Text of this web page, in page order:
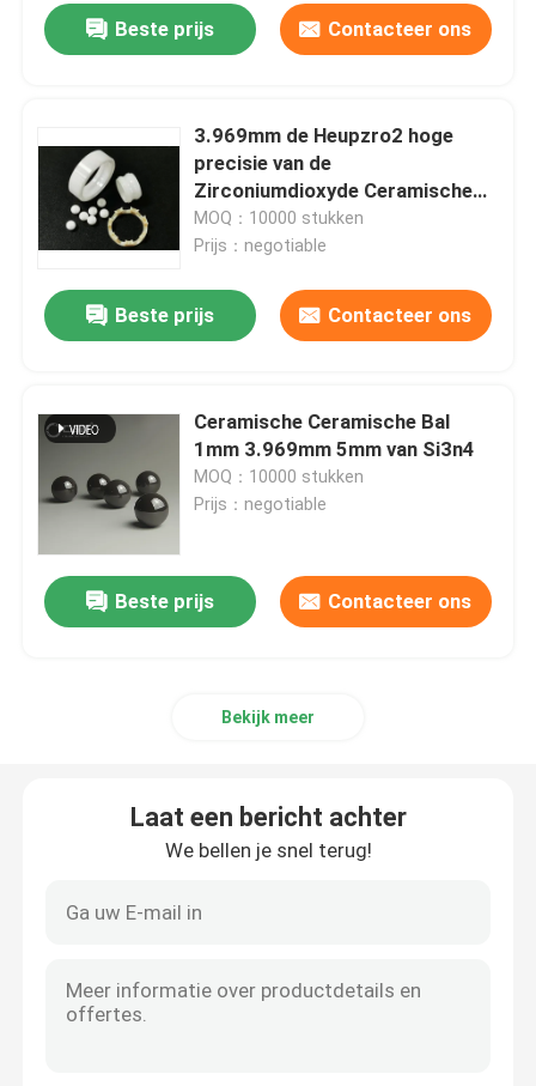
Huis
Producten
Beste prijs Contacteer ons
3.969mm de Heupzro2 hoge
precisie van de
Zirconiumdioxyde Ceramische
Bal
MOQ：10000 stukken
Prijs：negotiable
Beste prijs Contacteer ons
Ceramische Ceramische Bal
1mm 3.969mm 5mm van Si3n4
MOQ：10000 stukken
Prijs：negotiable
Beste prijs Contacteer ons
Bekijk meer
Laat een bericht achter
We bellen je snel terug!